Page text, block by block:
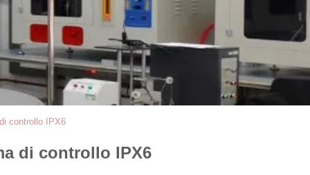
controllo IPX6
di controllo IPX6